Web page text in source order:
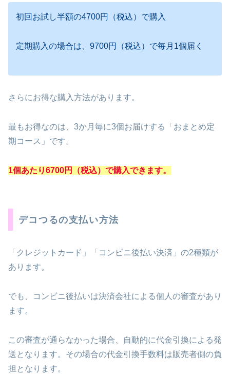
初回お試し半額の4700円（税込）で購入
定期購入の場合は、9700円（税込）で毎月1個届く
さらにお得な購入方法があります。
最もお得なのは、3か月毎に3個お届けする「おまとめ定
期コース」です。
1個あたり6700円（税込）で購入できます。
デコつるの支払い方法
「クレジットカード」「コンビニ後払い決済」の2種類が
あります。
でも、コンビニ後払いは決済会社による個人の審査があり
ます。
この審査が通らなかった場合、自動的に代金引換による発
送となります。その場合の代金引換手数料は販売者側の負
担となります。